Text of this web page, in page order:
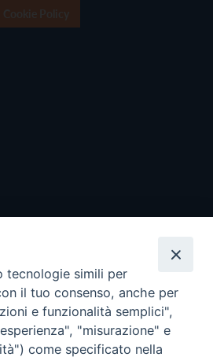
tecnologie simili per
il tuo consenso, anche per
e funzionalità semplici",
"misurazione" e
come specificato nella